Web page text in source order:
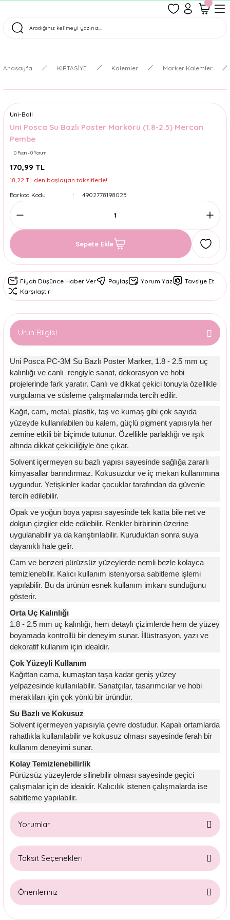
Tüm Siparişler Aynı Gün Kargoda!
Anasayfa KIRTASİYE Kalemler Marker Kalemler
Uni-Ball
Uni Posca Su Bazlı Poster Markörü (1.8-2.5) Mercan
Pembe
0 Puan - 0 Yorum
170,99 TL
18,22 TL den başlayan taksitlerle!
Barkod Kodu
4902778198025
Sepete Ekle
Fiyatı Düşünce Haber Ver Paylaş Yorum Yaz
Tavsiye Et
Karşılaştır
Ürün Bilgisi
Uni Posca PC-3M Su Bazlı Poster Marker, 1.8 - 2.5 mm uç
kalınlığı ve canlı rengiyle sanat, dekorasyon ve hobi
projelerinde fark yaratır. Canlı ve dikkat çekici tonuyla özellikle
vurgulama ve süsleme çalışmalarında tercih edilir.
Kağıt, cam, metal, plastik, taş ve kumaş gibi çok sayıda
yüzeyde kullanılabilen bu kalem, güçlü pigment yapısıyla her
zemine etkili bir biçimde tutunur. Özellikle parlaklığı ve ışık
altında dikkat çekiciliğiyle öne çıkar.
Solvent içermeyen su bazlı yapısı sayesinde sağlığa zararlı
kimyasallar barındırmaz. Kokusuzdur ve iç mekan kullanımına
uygundur. Yetişkinler kadar çocuklar tarafından da güvenle
tercih edilebilir.
Opak ve yoğun boya yapısı sayesinde tek katta bile net ve
dolgun çizgiler elde edilebilir. Renkler birbirinin üzerine
uygulanabilir ya da karıştırılabilir. Kuruduktan sonra suya
dayanıklı hale gelir.
Cam ve benzeri pürüzsüz yüzeylerde nemli bezle kolayca
temizlenebilir. Kalıcı kullanım isteniyorsa sabitleme işlemi
yapılabilir. Bu da ürünün esnek kullanım imkanı sunduğunu
gösterir.
Orta Uç Kalınlığı
1.8 - 2.5 mm uç kalınlığı, hem detaylı çizimlerde hem de yüzey
boyamada kontrollü bir deneyim sunar. İllüstrasyon, yazı ve
dekoratif kullanım için idealdir.
Çok Yüzeyli Kullanım
Kağıttan cama, kumaştan taşa kadar geniş yüzey
yelpazesinde kullanılabilir. Sanatçılar, tasarımcılar ve hobi
meraklıları için çok yönlü bir üründür.
Su Bazlı ve Kokusuz
Solvent içermeyen yapısıyla çevre dostudur. Kapalı ortamlarda
rahatlıkla kullanılabilir ve kokusuz olması sayesinde ferah bir
kullanım deneyimi sunar.
Kolay Temizlenebilirlik
Pürüzsüz yüzeylerde silinebilir olması sayesinde geçici
çalışmalar için de idealdir. Kalıcılık istenen çalışmalarda ise
sabitleme yapılabilir.
Yorumlar
Taksit Seçenekleri
Önerileriniz